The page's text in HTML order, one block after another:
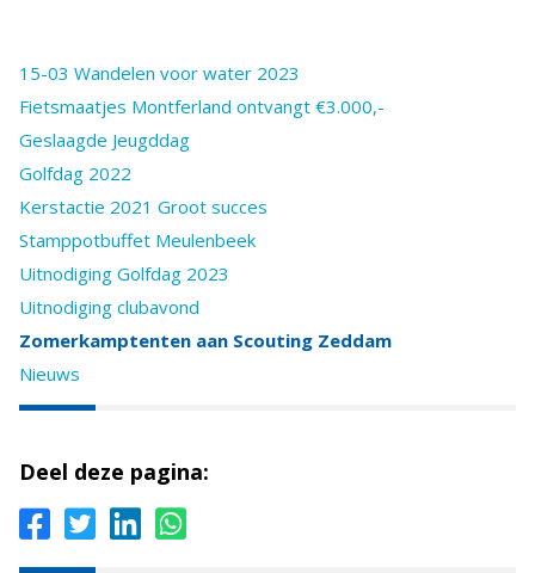
15-03 Wandelen voor water 2023
Fietsmaatjes Montferland ontvangt €3.000,-
Geslaagde Jeugddag
Golfdag 2022
Kerstactie 2021 Groot succes
Stamppotbuffet Meulenbeek
Uitnodiging Golfdag 2023
Uitnodiging clubavond
Zomerkamptenten aan Scouting Zeddam
Nieuws
Deel deze pagina: